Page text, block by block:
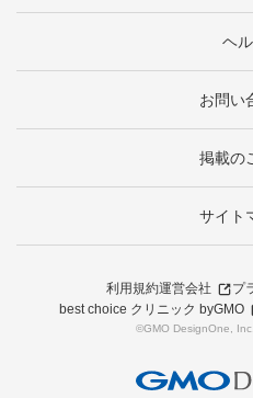
ヘ
お問い
掲載の
サイト
利用規約運営会社
プ
best choice クリニック byGMO
©GMO DesignOne,